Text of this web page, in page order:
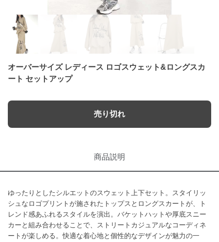
オーバーサイズ レディース ロゴスウェット&ロングスカ
ート セットアップ
売り切れ
商品説明
ゆったりとしたシルエットのスウェット上下セット。スタイリッ
シュなロゴプリントが施されたトップスとロングスカートが、ト
レンド感あふれるスタイルを演出。バケットハットや厚底スニー
カーと組み合わせることで、ストリートカジュアルなコーディネ
ートが楽しめる。快適な着心地と個性的なデザインが魅力の一